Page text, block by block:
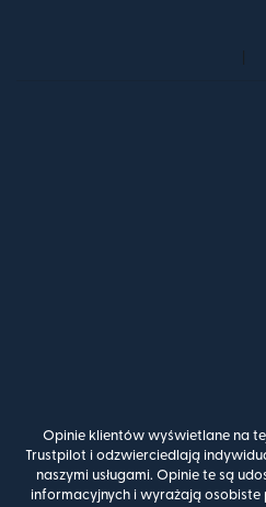
Opinie klientów wyświetlane na
Trustpilot i odzwierciedlają
naszymi usługami. Opinie te są
informacyjnych i wyrażają osobiste